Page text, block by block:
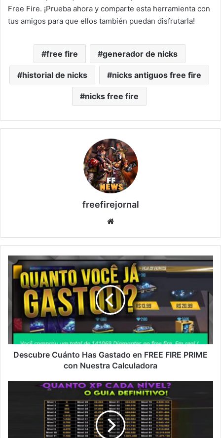
Free Fire. ¡Prueba ahora y comparte esta herramienta con
tus amigos para que ellos también puedan disfrutarla!
free fire generador de nicks
historial de nicks nicks antiguos free fire
nicks free fire
freefirejornal
Descubre
Cuánto
Has
Gastado
FIRE
PRIME
con
Nuestra
Descubre Cuánto Has Gastado en FREE FIRE PRIME
con Nuestra Calculadora